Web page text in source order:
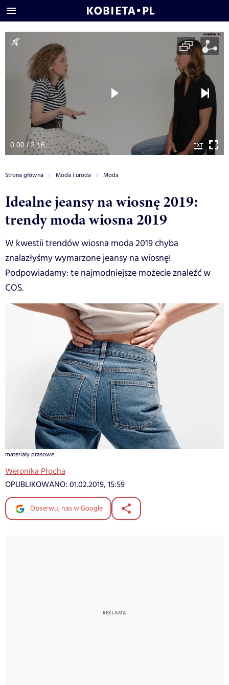
0:00 / 2:16
Strona główna Moda i uroda Moda
Idealne jeansy na wiosnę 2019:
trendy moda wiosna 2019
W kwestii trendów wiosna moda 2019 chyba
znalazłyśmy wymarzone jeansy na wiosnę!
Podpowiadamy: te najmodniejsze możecie znaleźć w
COS.
materiały prasowe
Weronika Płocha
OPUBLIKOWANO: 01.02.2019, 15:59
Obserwuj nas w Google